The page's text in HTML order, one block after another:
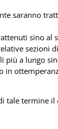
saranno
sino al
sezioni
a lungo
termine